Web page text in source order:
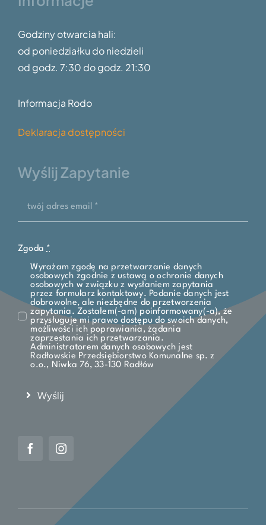
Godziny otwarcia hali:
od poniedziałku do niedzieli
od godz. 7:30 do godz. 21:30
Informacja Rodo
Deklaracja dostępności
Wyślij Zapytanie
Zgoda *
Wyrażam zgodę na przetwarzanie danych
osobowych zgodnie z ustawą o ochronie danych
osobowych w związku z wysłaniem zapytania
przez formularz kontaktowy. Podanie danych jest
dobrowolne, ale niezbędne do przetworzenia
zapytania. Zostałem(-am) poinformowany(-a), że
przysługuje mi prawo dostępu do swoich danych,
możliwości ich poprawiania, żądania
zaprzestania ich przetwarzania.
Administratorem danych osobowych jest
Radłowskie Przedsiębiorstwo Komunalne sp. z
o.o., Niwka 76, 33-130 Radłów
Wyślij